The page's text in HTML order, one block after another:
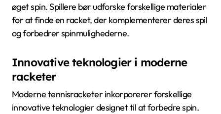
øget spin. Spillere bør udforske forskellige materialer
for at finde en racket, der komplementerer deres spil
og forbedrer spinmulighederne.
Innovative teknologier i moderne
racketer
Moderne tennisracketer inkorporerer forskellige
innovative teknologier designet til at forbedre spin.